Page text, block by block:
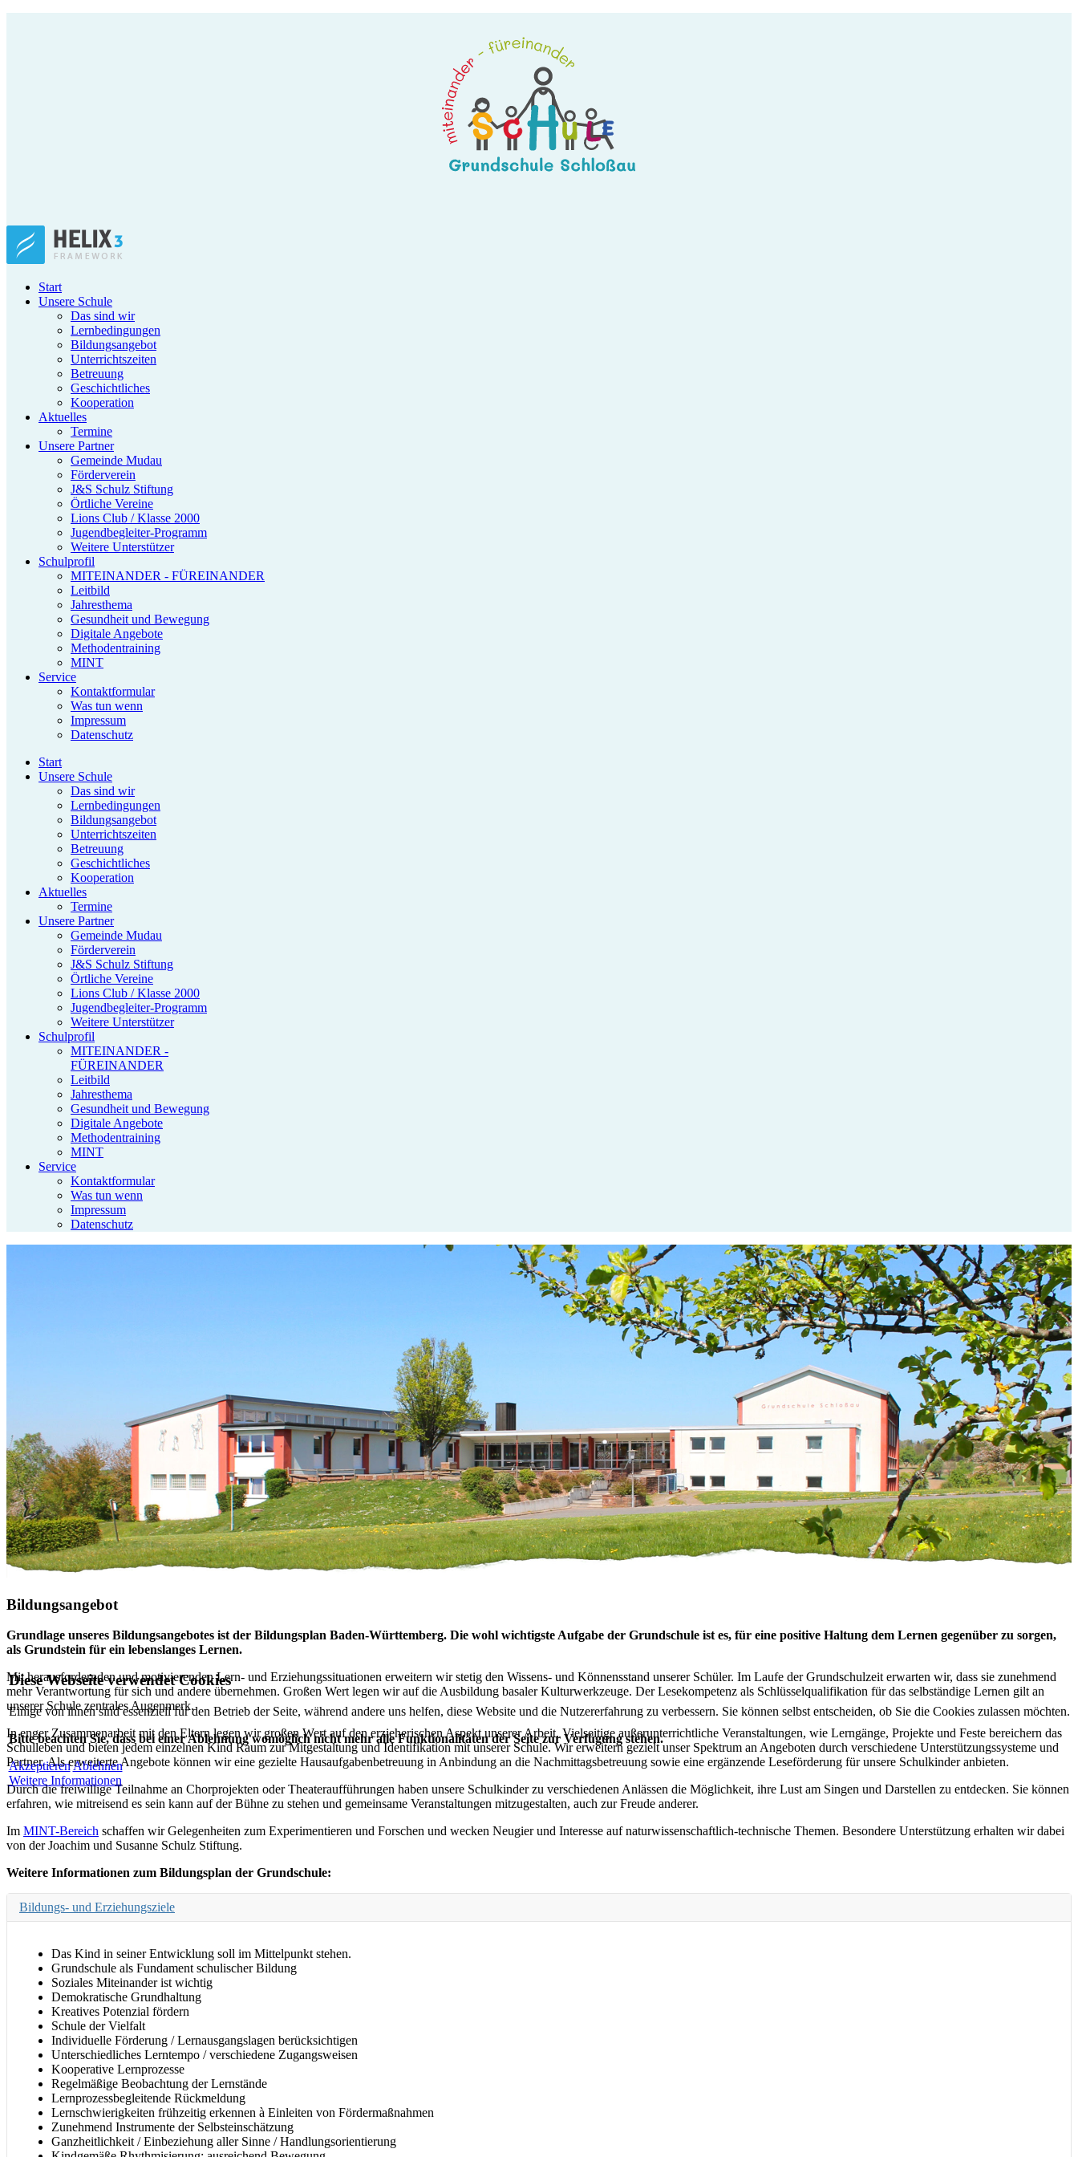
Start
Unsere Schule
Das sind wir
Lernbedingungen
Bildungsangebot
Unterrichtszeiten
Betreuung
Geschichtliches
Kooperation
Aktuelles
Termine
Unsere Partner
Gemeinde Mudau
Förderverein
J&S Schulz Stiftung
Örtliche Vereine
Lions Club / Klasse 2000
Jugendbegleiter-Programm
Weitere Unterstützer
Schulprofil
MITEINANDER - FÜREINANDER
Leitbild
Jahresthema
Gesundheit und Bewegung
Digitale Angebote
Methodentraining
MINT
Service
Kontaktformular
Was tun wenn
Impressum
Datenschutz
Start
Unsere Schule
Das sind wir
Lernbedingungen
Bildungsangebot
Unterrichtszeiten
Betreuung
Geschichtliches
Kooperation
Aktuelles
Termine
Unsere Partner
Gemeinde Mudau
Förderverein
J&S Schulz Stiftung
Örtliche Vereine
Lions Club / Klasse 2000
Jugendbegleiter-Programm
Weitere Unterstützer
Schulprofil
MITEINANDER -
FÜREINANDER
Leitbild
Jahresthema
Gesundheit und Bewegung
Digitale Angebote
Methodentraining
MINT
Service
Kontaktformular
Was tun wenn
Impressum
Datenschutz
Bildungsangebot
Grundlage unseres Bildungsangebotes ist der Bildungsplan Baden-Württemberg. Die wohl wichtigste Aufgabe der Grundschule ist es, für eine positive Haltung dem Lernen gegenüber zu sorgen,
als Grundstein für ein lebenslanges Lernen.
Mit herausfordernden und motivierenden Lern- und Erziehungssituationen erweitern wir stetig den Wissens- und Könnensstand unserer Schüler. Im Laufe der Grundschulzeit erwarten wir, dass sie zunehmend
mehr Verantwortung für sich und andere übernehmen. Großen Wert legen wir auf die Ausbildung basaler Kulturwerkzeuge. Der Lesekompetenz als Schlüsselqualifikation für das selbständige Lernen gilt an
unserer Schule zentrales Augenmerk.
In enger Zusammenarbeit mit den Eltern legen wir großen Wert auf den erzieherischen Aspekt unserer Arbeit. Vielseitige außerunterrichtliche Veranstaltungen, wie Lerngänge, Projekte und Feste bereichern das
Schulleben und bieten jedem einzelnen Kind Raum zur Mitgestaltung und Identifikation mit unserer Schule. Wir erweitern gezielt unser Spektrum an Angeboten durch verschiedene Unterstützungssysteme und
Partner. Als erweiterte Angebote können wir eine gezielte Hausaufgabenbetreuung in Anbindung an die Nachmittagsbetreuung sowie eine ergänzende Leseförderung für unsere Schulkinder anbieten.
Durch die freiwillige Teilnahme an Chorprojekten oder Theateraufführungen haben unsere Schulkinder zu verschiedenen Anlässen die Möglichkeit, ihre Lust am Singen und Darstellen zu entdecken. Sie können
erfahren, wie mitreisend es sein kann auf der Bühne zu stehen und gemeinsame Veranstaltungen mitzugestalten, auch zur Freude anderer.
Im MINT-Bereich schaffen wir Gelegenheiten zum Experimentieren und Forschen und wecken Neugier und Interesse auf naturwissenschaftlich-technische Themen. Besondere Unterstützung erhalten wir dabei
von der Joachim und Susanne Schulz Stiftung.
Weitere Informationen zum Bildungsplan der Grundschule:
Bildungs- und Erziehungsziele
Das Kind in seiner Entwicklung soll im Mittelpunkt stehen.
Grundschule als Fundament schulischer Bildung
Soziales Miteinander ist wichtig
Demokratische Grundhaltung
Kreatives Potenzial fördern
Schule der Vielfalt
Individuelle Förderung / Lernausgangslagen berücksichtigen
Unterschiedliches Lerntempo / verschiedene Zugangsweisen
Kooperative Lernprozesse
Regelmäßige Beobachtung der Lernstände
Lernprozessbegleitende Rückmeldung
Lernschwierigkeiten frühzeitig erkennen à Einleiten von Fördermaßnahmen
Zunehmend Instrumente der Selbsteinschätzung
Ganzheitlichkeit / Einbeziehung aller Sinne / Handlungsorientierung
Diese Webseite verwendet Cookies
Einige von ihnen sind essenziell für den Betrieb der Seite, während andere uns helfen, diese Website und die Nutzererfahrung zu verbessern. Sie können selbst entscheiden, ob Sie die Cookies zulassen möchten.
Bitte beachten Sie, dass bei einer Ablehnung womöglich nicht mehr alle Funktionalitäten der Seite zur Verfügung stehen.
AkzeptierenAblehnen
Weitere Informationen